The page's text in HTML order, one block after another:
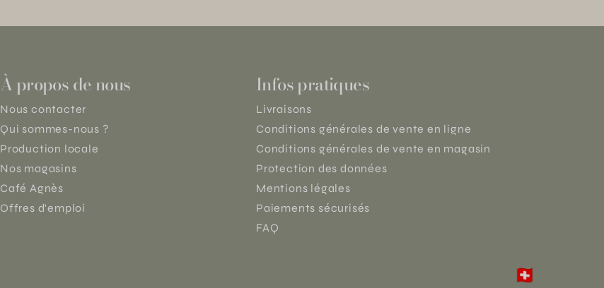
À propos de nous
Nous contacter
Qui sommes-nous ?
Production locale
Nos magasins
Café Agnès
Offres d'emploi
Infos pratiques
Livraisons
Conditions générales de vente en ligne
Conditions générales de vente en magasin
Protection des données
Mentions légales
Paiements sécurisés
FAQ
🇨🇭